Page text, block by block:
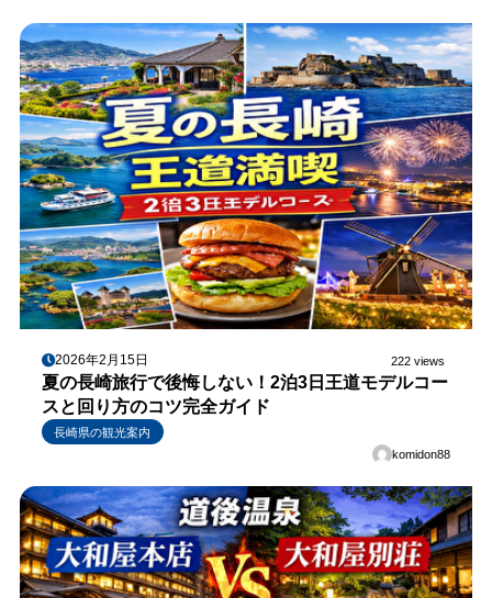
2026年2月15日 222 views
夏の長崎旅行で後悔しない！2泊3日王道モデルコー
スと回り方のコツ完全ガイド
長崎県の観光案内
komidon88